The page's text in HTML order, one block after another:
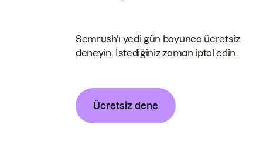
Semrush'ı yedi gün boyunca ücretsiz
deneyin. İstediğiniz zaman iptal edin.
Ücretsiz dene